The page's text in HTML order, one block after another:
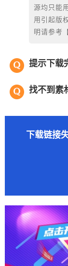
源均只能
用引起版
明请参考【
提示下载
找不到素
下载链接